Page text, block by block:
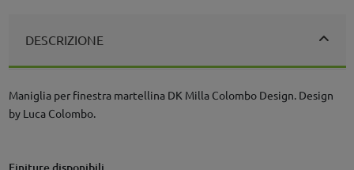
DESCRIZIONE
Maniglia per finestra martellina DK Milla Colombo Design. Design
by Luca Colombo.